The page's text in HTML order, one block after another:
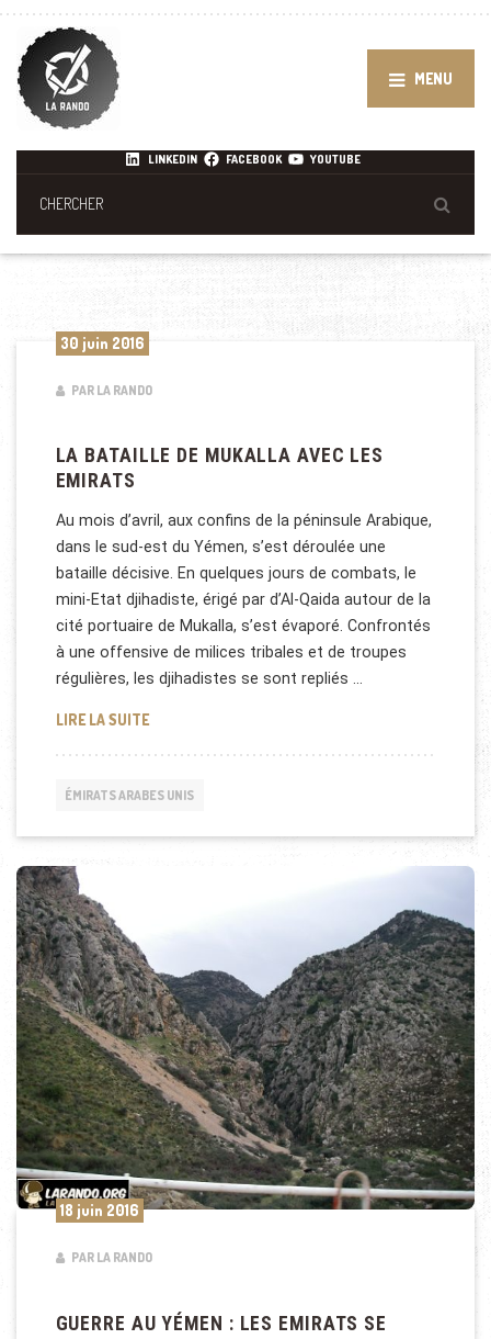
MENU
LINKEDIN FACEBOOK YOUTUBE
30 juin 2016
PAR LA RANDO
LA BATAILLE DE MUKALLA AVEC LES
EMIRATS
Au mois d’avril, aux confins de la péninsule Arabique,
dans le sud-est du Yémen, s’est déroulée une
bataille décisive. En quelques jours de combats, le
mini-Etat djihadiste, érigé par d’Al-Qaida autour de la
cité portuaire de Mukalla, s’est évaporé. Confrontés
à une offensive de milices tribales et de troupes
régulières, les djihadistes se sont repliés …
LIRE LA SUITELA BATAILLE DE MUKALLA AVEC LES EMIRATS
ÉMIRATS ARABES UNIS
18 juin 2016
PAR LA RANDO
GUERRE AU YÉMEN : LES EMIRATS SE